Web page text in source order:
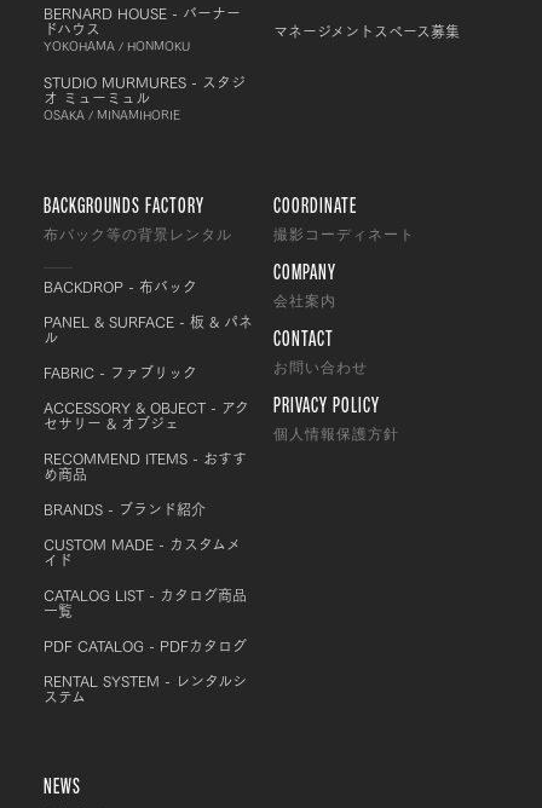
BERNARD HOUSE - バーナー
ドハウス
YOKOHAMA / HONMOKU
STUDIO MURMURES - スタジ
オ ミューミュル
OSAKA / MINAMIHORIE
マネージメントスペース募集
BACKGROUNDS FACTORY
布バック等の背景レンタル
BACKDROP - 布バック
PANEL & SURFACE - 板 & パネ
ル
FABRIC - ファブリック
ACCESSORY & OBJECT - アク
セサリー & オブジェ
RECOMMEND ITEMS - おすす
め商品
BRANDS - ブランド紹介
CUSTOM MADE - カスタムメ
イド
CATALOG LIST - カタログ商品
一覧
PDF CATALOG - PDFカタログ
RENTAL SYSTEM - レンタルシ
ステム
COORDINATE
撮影コーディネート
COMPANY
会社案内
CONTACT
お問い合わせ
PRIVACY POLICY
個人情報保護方針
NEWS